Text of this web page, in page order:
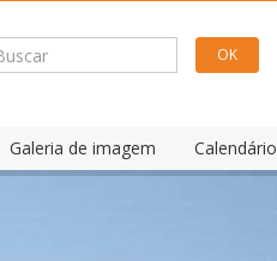
Galeria de imagem Calendário